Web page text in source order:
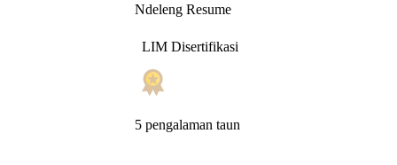
Ndeleng Resume
LIM Disertifikasi
5 pengalaman taun